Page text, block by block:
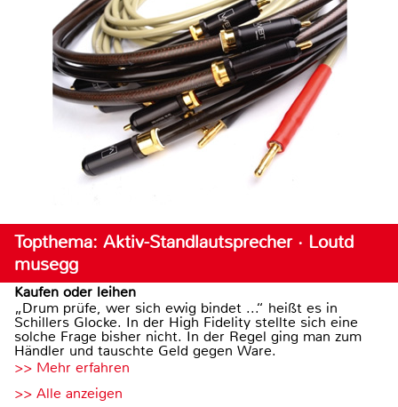
Topthema: Aktiv-Standlautsprecher · Loutd
musegg
Kaufen oder leihen
„Drum prüfe, wer sich ewig bindet ...“ heißt es in
Schillers Glocke. In der High Fidelity stellte sich eine
solche Frage bisher nicht. In der Regel ging man zum
Händler und tauschte Geld gegen Ware.
>> Mehr erfahren
>> Alle anzeigen